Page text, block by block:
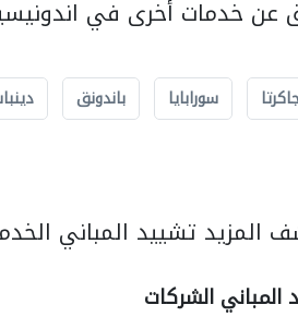
عن خدمات أخرى في
سورابايا باندونق
المزيد تشييد المباني
المباني الشركات